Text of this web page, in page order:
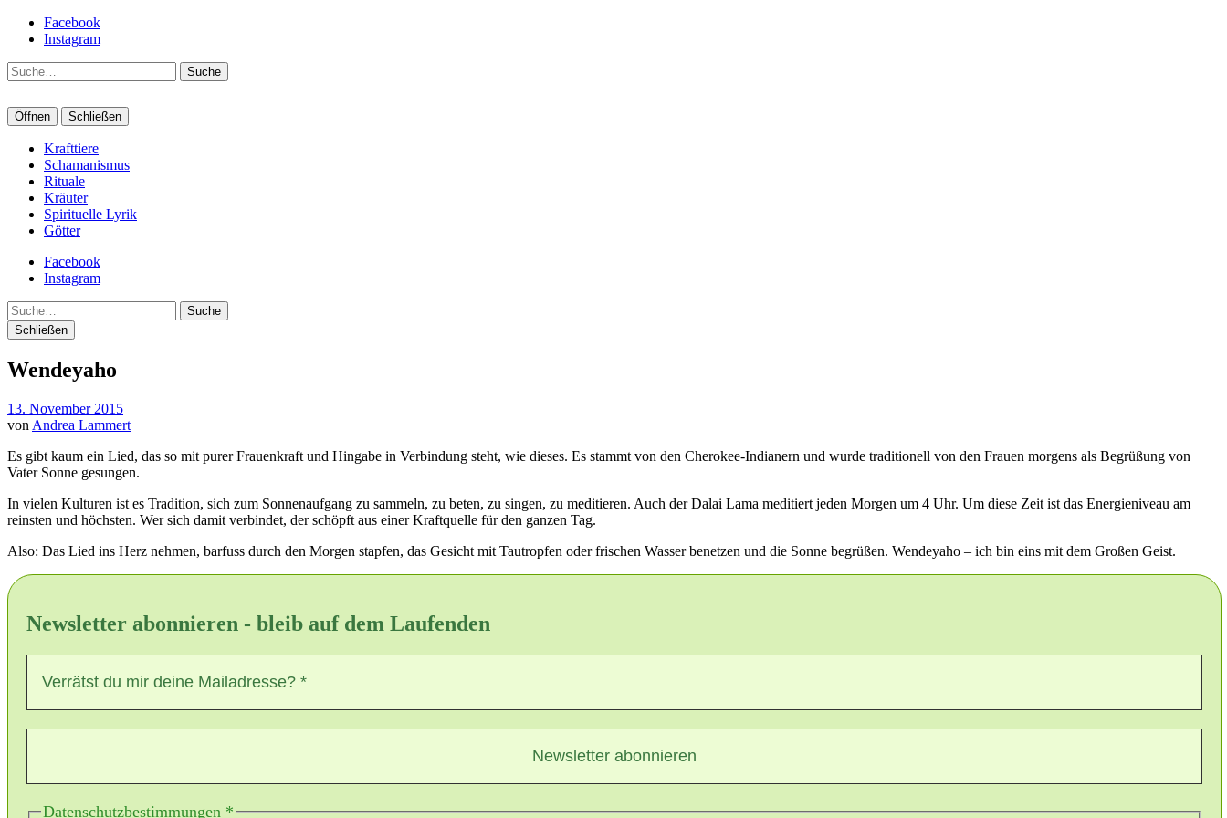
Facebook
Instagram
Suche
Öffnen Schließen
Krafttiere
Schamanismus
Rituale
Kräuter
Spirituelle Lyrik
Götter
Facebook
Instagram
Suche
Schließen
Wendeyaho
13. November 2015
von Andrea Lammert
Es gibt kaum ein Lied, das so mit purer Frauenkraft und Hingabe in Verbindung steht, wie dieses. Es stammt von den Cherokee-Indianern und wurde traditionell von den Frauen morgens als Begrüßung von
Vater Sonne gesungen.
In vielen Kulturen ist es Tradition, sich zum Sonnenaufgang zu sammeln, zu beten, zu singen, zu meditieren. Auch der Dalai Lama meditiert jeden Morgen um 4 Uhr. Um diese Zeit ist das Energieniveau am
reinsten und höchsten. Wer sich damit verbindet, der schöpft aus einer Kraftquelle für den ganzen Tag.
Also: Das Lied ins Herz nehmen, barfuss durch den Morgen stapfen, das Gesicht mit Tautropfen oder frischen Wasser benetzen und die Sonne begrüßen. Wendeyaho – ich bin eins mit dem Großen Geist.
Newsletter abonnieren - bleib auf dem Laufenden
Datenschutzbestimmungen *